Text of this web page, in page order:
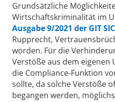
Grundsätzliche
Wirtschaftskriminalität im
Ausgabe 9/2021 der GIT
Rupprecht,
worden. Für die
Verstöße aus dem
die Compliance-Funktion
sollte, da solche Verstöße
begangen werden,